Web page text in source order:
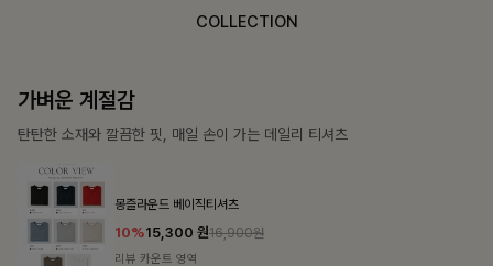
COLLECTION
가장 쉬운 코디
특별한 날부터 일상까지 함께하는 룩